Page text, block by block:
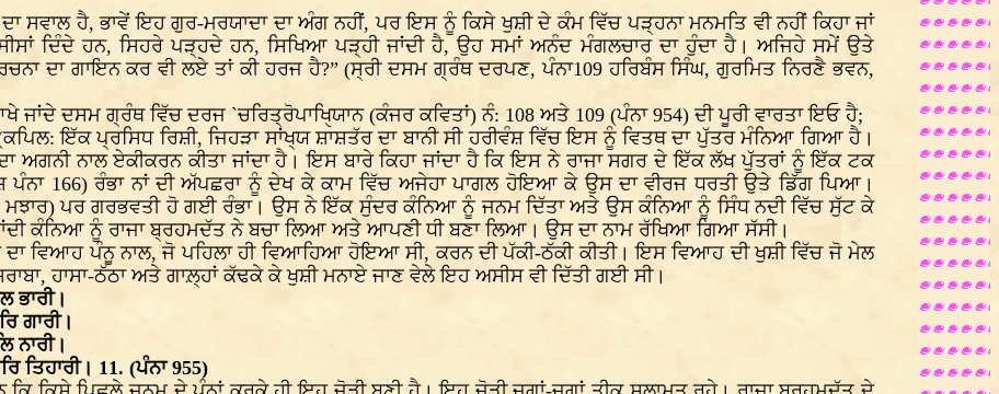
ਸਵਾਲ ਹੈ, ਭਾਵੇਂ ਇਹ ਗੁਰ-ਮਰਯਾਦਾ ਦਾ ਅੰਗ ਨਹੀਂ, ਪਰ ਇਸ ਨੂੰ ਕਿਸੇ ਖੁਸ਼ੀ ਦੇ ਕੰਮ ਵਿੱਚ ਪੜ੍ਹਨਾ ਮਨਮਤਿ ਵੀ ਨਹੀਂ ਕਿਹਾ ਜਾਂ
ਦਿੰਦੇ ਹਨ, ਸਿਹਰੇ ਪੜ੍ਹਦੇ ਹਨ, ਸਿਖਿਆ ਪੜ੍ਹੀ ਜਾਂਦੀ ਹੈ, ਉਹ ਸਮਾਂ ਅਨੰਦ ਮੰਗਲਚਾਰ ਦਾ ਹੁੰਦਾ ਹੈ। ਅਜਿਹੇ ਸਮੇਂ ਉਤੇ
ਦਾ ਗਾਇਨ ਕਰ ਵੀ ਲਏ ਤਾਂ ਕੀ ਹਰਜ ਹੈ?” (ਸ੍ਰੀ ਦਸਮ ਗ੍ਰੰਥ ਦਰਪਣ, ਪੰਨਾ109 ਹਰਿਬੰਸ ਸਿੰਘ, ਗੁਰਮਿਤ ਨਿਰਣੈ ਭਵਨ,
ਦਸਮ ਗ੍ਰੰਥ ਵਿੱਚ ਦਰਜ `ਚਰਿਤ੍ਰੋਪਾਖਿੑਯਾਨ (ਕੰਜਰ ਕਵਿਤਾਂ) ਨੰ: 108 ਅਤੇ 109 (ਪੰਨਾ 954) ਦੀ ਪੂਰੀ ਵਾਰਤਾ ਇਓ ਹੈ;
ਇੱਕ ਪ੍ਰਸਿਧ ਰਿਸ਼ੀ, ਜਿਹੜਾ ਸਾਂਖ੍ਯ ਸ਼ਾਸ਼ਤੱਰ ਦਾ ਬਾਨੀ ਸੀ ਹਰੀਵੰਸ਼ ਵਿੱਚ ਇਸ ਨੂੰ ਵਿਤਥ ਦਾ ਪੁੱਤਰ ਮੰਨਿਆ ਗਿਆ ਹੈ।
ਅਗਨੀ ਨਾਲ ਏਕੀਕਰਨ ਕੀਤਾ ਜਾਂਦਾ ਹੈ। ਇਸ ਬਾਰੇ ਕਿਹਾ ਜਾਂਦਾ ਹੈ ਕਿ ਇਸ ਨੇ ਰਾਜਾ ਸਗਰ ਦੇ ਇੱਕ ਲੱਖ ਪੁੱਤਰਾਂ ਨੂੰ ਇੱਕ ਟਕ
ਪੰਨਾ 166) ਰੰਭਾ ਨਾਂ ਦੀ ਅੱਪਛਰਾ ਨੂੰ ਦੇਖ ਕੇ ਕਾਮ ਵਿੱਚ ਅਜੇਹਾ ਪਾਗਲ ਹੋਇਆ ਕੇ ਉਸ ਦਾ ਵੀਰਜ ਧਰਤੀ ਉਤੇ ਡਿੱਗ ਪਿਆ।
ਮਝਾਰ) ਪਰ ਗਰਭਵਤੀ ਹੋ ਗਈ ਰੰਭਾ। ਉਸ ਨੇ ਇੱਕ ਸੁੰਦਰ ਕੰਨਿਆ ਨੂੰ ਜਨਮ ਦਿੱਤਾ ਅਤੇ ਉਸ ਕੰਨਿਆ ਨੂੰ ਸਿੰਧ ਨਦੀ ਵਿੱਚ ਸੁੱਟ ਕੇ
ਕੰਨਿਆ ਨੂੰ ਰਾਜਾ ਬ੍ਰਹਮਦੱਤ ਨੇ ਬਚਾ ਲਿਆ ਅਤੇ ਆਪਣੀ ਧੀ ਬਣਾ ਲਿਆ। ਉਸ ਦਾ ਨਾਮ ਰੱਖਿਆ ਗਿਆ ਸੱਸੀ।
ਵਿਆਹ ਪੰਨੂ ਨਾਲ, ਜੋ ਪਹਿਲਾ ਹੀ ਵਿਆਹਿਆ ਹੋਇਆ ਸੀ, ਕਰਨ ਦੀ ਪੱਕੀ-ਠੱਕੀ ਕੀਤੀ। ਇਸ ਵਿਆਹ ਦੀ ਖੁਸ਼ੀ ਵਿੱਚ ਜੋ ਮੇਲ
ਹਾਸਾ-ਠੱਠਾ ਅਤੇ ਗਾਲ਼੍ਹਾਂ ਕੱਢਕੇ ਕੇ ਖੁਸ਼ੀ ਮਨਾਏ ਜਾਣ ਵੇਲੇ ਇਹ ਅਸੀਸ ਵੀ ਦਿੱਤੀ ਗਈ ਸੀ।
ਭਾਰੀ।
ਗਾਰੀ।
ਨਾਰੀ।
ਤਿਹਾਰੀ। 11. (ਪੰਨਾ 955)